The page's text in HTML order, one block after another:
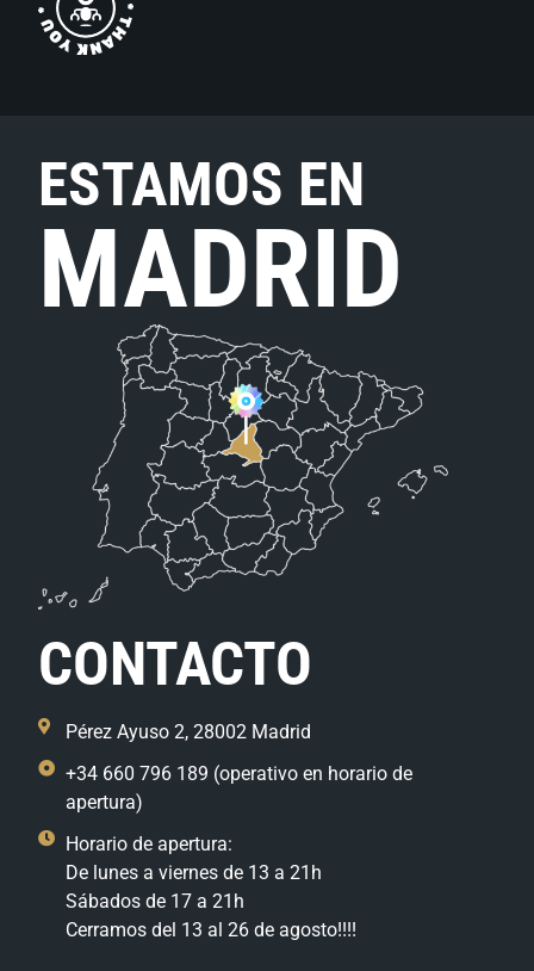
ESTAMOS EN
MADRID
CONTACTO
Pérez Ayuso 2, 28002 Madrid
+34 660 796 189 (operativo en horario de
apertura)
Horario de apertura:
De lunes a viernes de 13 a 21h
Sábados de 17 a 21h
Cerramos del 13 al 26 de agosto!!!!